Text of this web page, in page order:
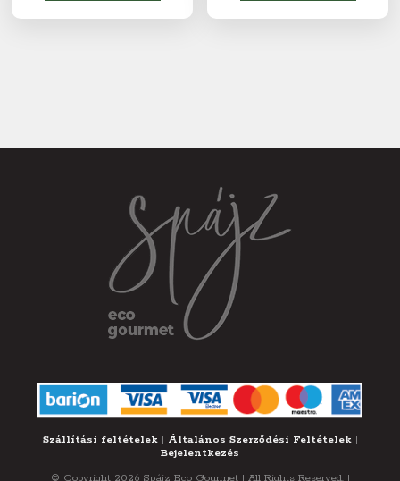
Szállítási feltételek| Általános Szerződési Feltételek|
Bejelentkezés
© Copyright 2026 Spájz Eco Gourmet | All Rights Reserved. |